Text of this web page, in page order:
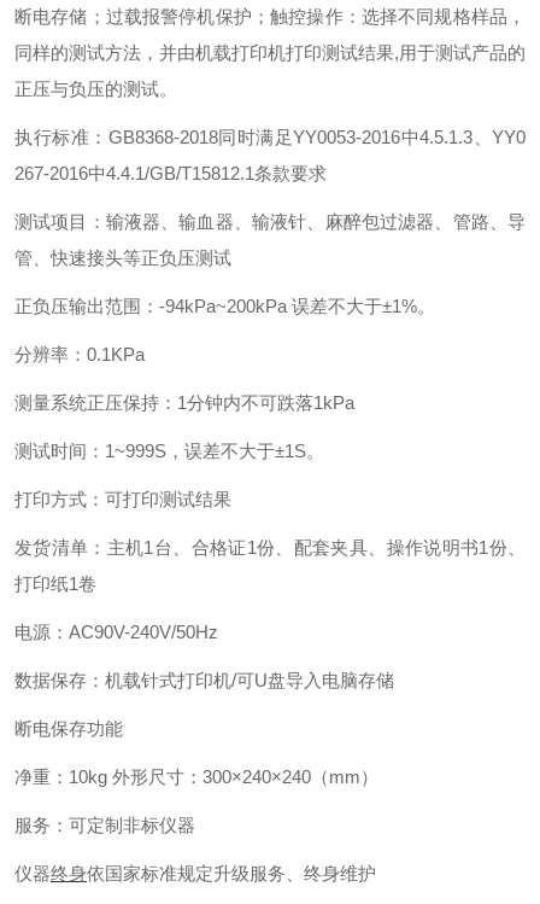
断电存储；过载报警停机保护；触控操作：选择不同规格样品，
同样的测试方法，并由机载打印机打印测试结果,用于测试产品的
正压与负压的测试。
执行标准：GB8368-2018同时满足YY0053-2016中4.5.1.3、YY0
267-2016中4.4.1/GB/T15812.1条款要求
测试项目：输液器、输血器、输液针、麻醉包过滤器、管路、导
管、快速接头等正负压测试
正负压输出范围：-94kPa~200kPa 误差不大于±1%。
分辨率：0.1KPa
测量系统正压保持：1分钟内不可跌落1kPa
测试时间：1~999S，误差不大于±1S。
打印方式：可打印测试结果
发货清单：主机1台、合格证1份、配套夹具、操作说明书1份、
打印纸1卷
电源：AC90V-240V/50Hz
数据保存：机载针式打印机/可U盘导入电脑存储
断电保存功能
净重：10kg 外形尺寸：300×240×240（mm）
服务：可定制非标仪器
仪器终身依国家标准规定升级服务、终身维护